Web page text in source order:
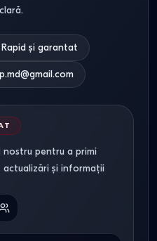
și garantat
pentru a primi
și informații